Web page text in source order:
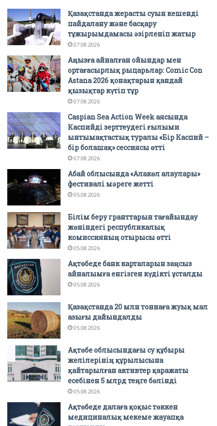
Қазақстанда жерасты суын кешенді
пайдалану және басқару
тұжырымдамасы әзірленіп жатыр
07.08.2026
Аңызға айналған ойындар мен
ортағасырлық рыцарьлар: Comic Con
Astana 2026 қонақтарын қандай
қызықтар күтіп тұр
07.08.2026
Caspian Sea Action Week аясында
Каспийді зерттеудегі ғылыми
ынтымақтастық туралы «Бір Каспий –
бір болашақ» сессиясы өтті
07.08.2026
Абай облысында «Алакөл алаулары»
фестивалі мәреге жетті
05.08.2026
Білім беру гранттарын тағайындау
жөніндегі республикалық
комиссияның отырысы өтті
05.08.2026
Ақтөбеде банк карталарын заңсыз
айналымға енгізген күдікті ұсталды
05.08.2026
Қазақстанда 20 млн тоннаға жуық мал
азығы дайындалды
05.08.2026
Ақтөбе облысындағы су құбыры
желілерінің құрылысына
қайтарылған активтер қаражаты
есебінен 5 млрд теңге бөлінді
05.08.2026
Ақтөбеде далаға қоқыс төккен
медициналық мекеме жауапқа